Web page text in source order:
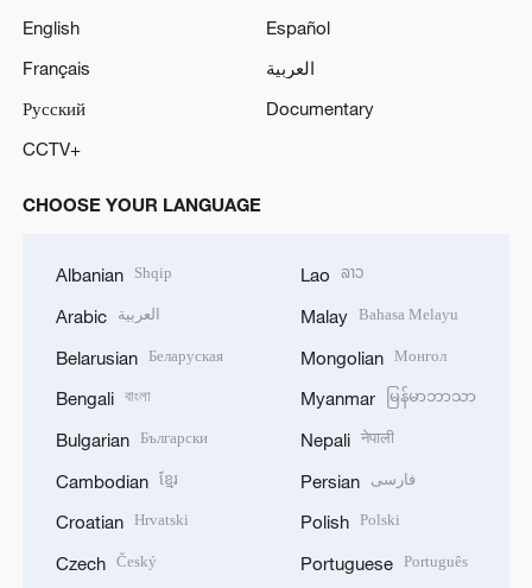
English
Español
Français
العربية
Русский
Documentary
CCTV+
CHOOSE YOUR LANGUAGE
Albanian Shqip
Arabic العربية
Belarusian Беларуская
Bengali বাংলা
Bulgarian Български
Cambodian ខ្មែរ
Croatian Hrvatski
Czech Český
Lao ລາວ
Malay Bahasa Melayu
Mongolian Монгол
Myanmar မြန်မာဘာသာ
Nepali नेपाली
Persian فارسی
Polish Polski
Portuguese Português